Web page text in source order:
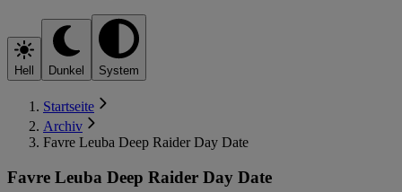
Hell Dunkel System
Startseite
Archiv
Favre Leuba Deep Raider Day Date
Favre Leuba Deep Raider Day Date